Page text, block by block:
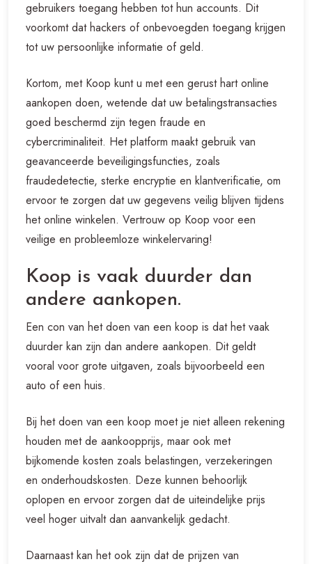
gebruikers toegang hebben tot hun accounts. Dit
voorkomt dat hackers of onbevoegden toegang krijgen
tot uw persoonlijke informatie of geld.
Kortom, met Koop kunt u met een gerust hart online
aankopen doen, wetende dat uw betalingstransacties
goed beschermd zijn tegen fraude en
cybercriminaliteit. Het platform maakt gebruik van
geavanceerde beveiligingsfuncties, zoals
fraudedetectie, sterke encryptie en klantverificatie, om
ervoor te zorgen dat uw gegevens veilig blijven tijdens
het online winkelen. Vertrouw op Koop voor een
veilige en probleemloze winkelervaring!
Koop is vaak duurder dan
andere aankopen.
Een con van het doen van een koop is dat het vaak
duurder kan zijn dan andere aankopen. Dit geldt
vooral voor grote uitgaven, zoals bijvoorbeeld een
auto of een huis.
Bij het doen van een koop moet je niet alleen rekening
houden met de aankoopprijs, maar ook met
bijkomende kosten zoals belastingen, verzekeringen
en onderhoudskosten. Deze kunnen behoorlijk
oplopen en ervoor zorgen dat de uiteindelijke prijs
veel hoger uitvalt dan aanvankelijk gedacht.
Daarnaast kan het ook zijn dat de prijzen van